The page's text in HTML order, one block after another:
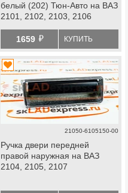
белый (202) Тюн-Авто на ВАЗ
2101, 2102, 2103, 2106
1659 й КУПИТЬ
21050-6105150-00
Ручка двери передней
правой наружная на ВАЗ
2104, 2105, 2107